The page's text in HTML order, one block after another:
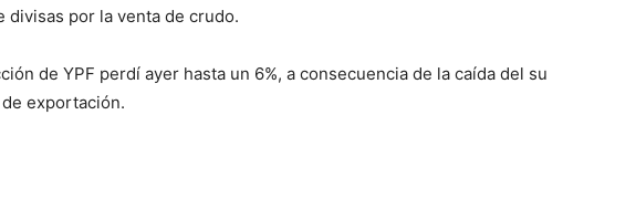
divisas por la venta de crudo.
de YPF perdí ayer hasta un 6%, a consecuencia de la caída del su
exportación.